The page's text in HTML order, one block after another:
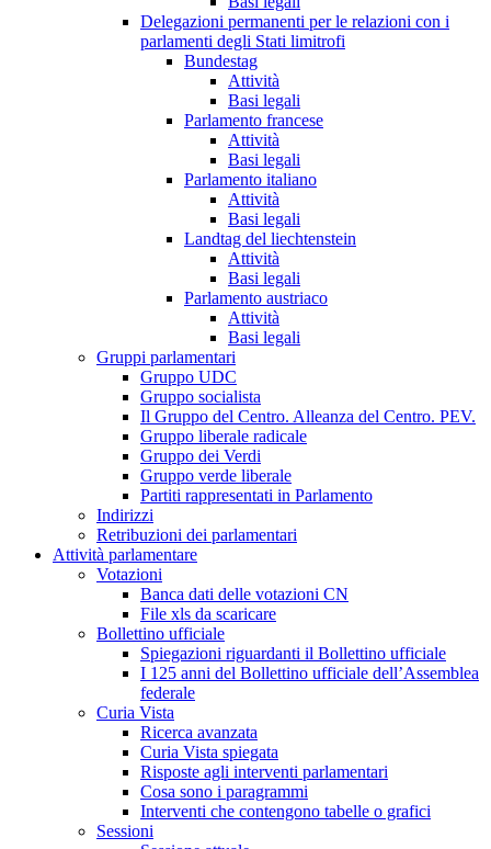
Delegazioni permanenti per le relazioni con i
parlamenti degli Stati limitrofi
Bundestag
Attività
Basi legali
Parlamento francese
Attività
Basi legali
Parlamento italiano
Attività
Basi legali
Landtag del liechtenstein
Attività
Basi legali
Parlamento austriaco
Attività
Basi legali
Gruppi parlamentari
Gruppo UDC
Gruppo socialista
Il Gruppo del Centro. Alleanza del Centro. PEV.
Gruppo liberale radicale
Gruppo dei Verdi
Gruppo verde liberale
Partiti rappresentati in Parlamento
Indirizzi
Retribuzioni dei parlamentari
Attività parlamentare
Votazioni
Banca dati delle votazioni CN
File xls da scaricare
Bollettino ufficiale
Spiegazioni riguardanti il Bollettino ufficiale
I 125 anni del Bollettino ufficiale dell’Assemblea
federale
Curia Vista
Ricerca avanzata
Curia Vista spiegata
Risposte agli interventi parlamentari
Cosa sono i paragrammi
Interventi che contengono tabelle o grafici
Sessioni